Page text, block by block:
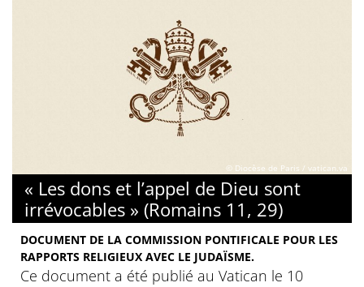
© Diocèse de Paris / vatican.va
« Les dons et l’appel de Dieu sont
irrévocables » (Romains 11, 29)
DOCUMENT DE LA COMMISSION PONTIFICALE POUR LES
RAPPORTS RELIGIEUX AVEC LE JUDAÏSME.
Ce document a été publié au Vatican le 10